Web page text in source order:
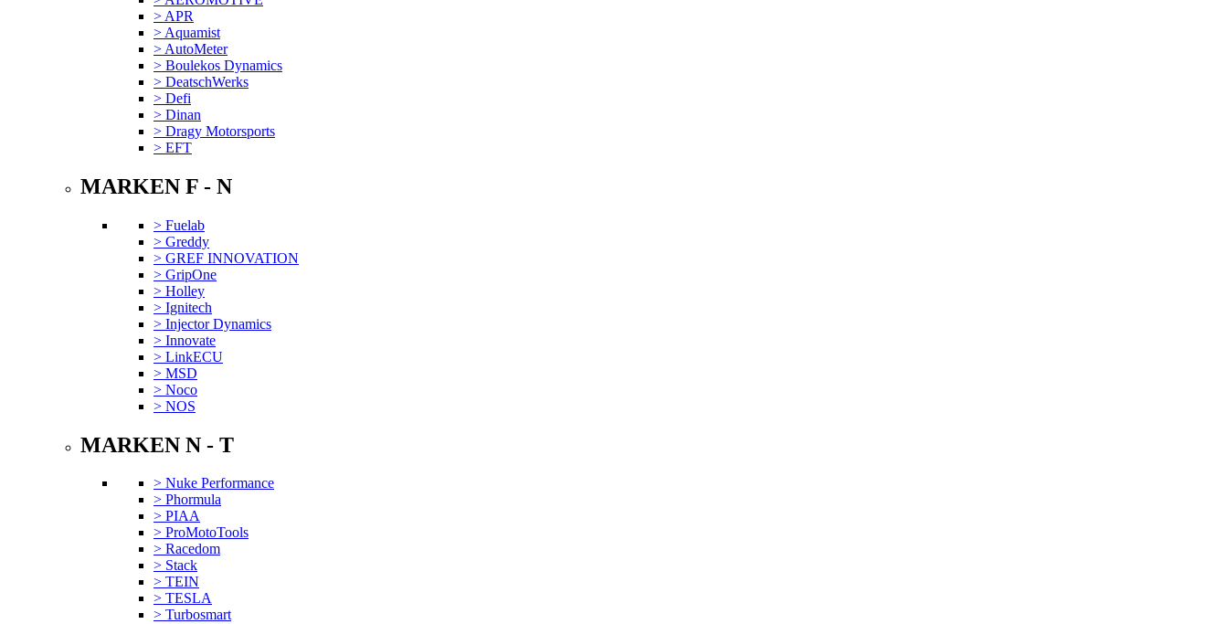
> APR
> Aquamist
> AutoMeter
> Boulekos Dynamics
> DeatschWerks
> Defi
> Dinan
> Dragy Motorsports
> EFT
MARKEN F - N
> Fuelab
> Greddy
> GREF INNOVATION
> GripOne
> Holley
> Ignitech
> Injector Dynamics
> Innovate
> LinkECU
> MSD
> Noco
> NOS
MARKEN N - T
> Nuke Performance
> Phormula
> PIAA
> ProMotoTools
> Racedom
> Stack
> TEIN
> TESLA
> Turbosmart